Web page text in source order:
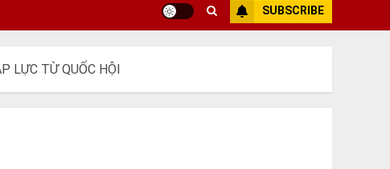
SUBSCRIBE
LỰC TỪ QUỐC HỘI